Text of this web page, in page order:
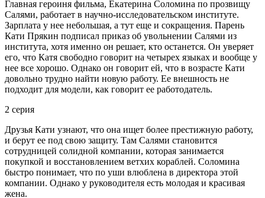
Главная героиня фильма, Екатерина Соломина по прозвищу
Салями, работает в научно-исследовательском институте.
Зарплата у нее небольшая, а тут еще и сокращения. Парень
Кати Прякин подписал приказ об увольнении Салями из
института, хотя именно он решает, кто останется. Он уверяет
его, что Катя свободно говорит на четырех языках и вообще у
нее все хорошо. Однако он говорит ей, что в возрасте Кати
довольно трудно найти новую работу. Ее внешность не
подходит для модели, как говорит ее работодатель.
2 серия
Друзья Кати узнают, что она ищет более престижную работу,
и берут ее под свою защиту. Там Салями становится
сотрудницей солидной компании, которая занимается
покупкой и восстановлением ветхих кораблей. Соломина
быстро понимает, что по уши влюблена в директора этой
компании. Однако у руководителя есть молодая и красивая
жена.